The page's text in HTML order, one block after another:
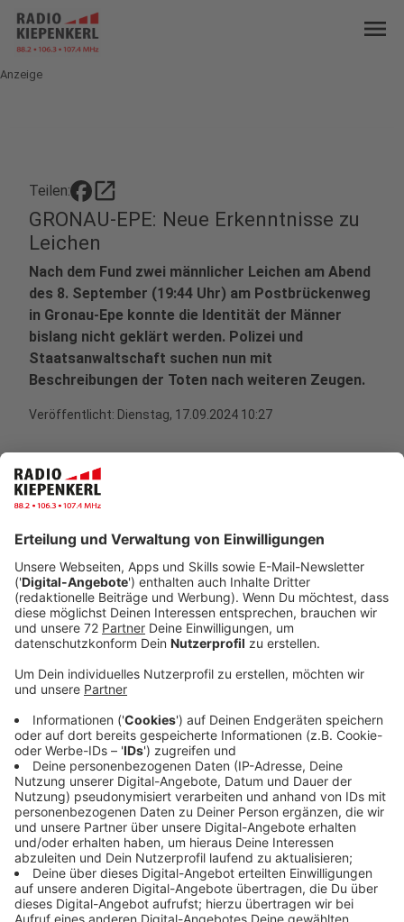
menu
Anzeige
Teilen: open_in_new
GRONAU-EPE: Neue Erkenntnisse zu
Leichen
Nach dem Fund zwei männlicher Leichen am Abend
des 8. September (19:44 Uhr) am Postbrückenweg
in Gronau-Epe konnte die Identität der Männer
bislang nicht geklärt werden. Polizei und
Staatsanwaltschaft suchen nun mit
Beschreibungen der Toten nach weiteren Zeugen.
Veröffentlicht: Dienstag, 17.09.2024 10:27
zwar bestimmen. Ein bundesweiter und internationaler
Abgleich mit der DNA-Analysedatei hat uns jedoch
keinen Treffer gebracht. Auch alle anderen
Ermittlungsansätze konnten uns bislang keinen
Aufschluss auf die Identität geben", erklärt
Männer haben ein markantes Äußeres. Nun erhoffen
wir uns Hinweise zu den Identitäten aus der
Bevölkerung."
Einer der tot aufgefundenen Männer ist circa zwei
Meter groß, 100 Kilogramm schwer, muskulös. Er ist 25
bis 35 Jahre alt und hat einen rötlichen Bart.
Der zweite Mann ist circa 1,90 Meter groß, 90